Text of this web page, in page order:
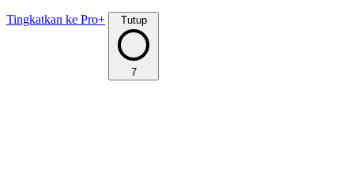
Tingkatkan ke Pro+ Tutup
7